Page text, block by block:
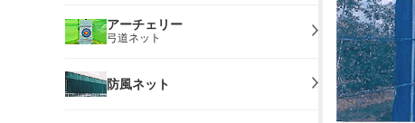
アーチェリー
弓道ネット
防風ネット